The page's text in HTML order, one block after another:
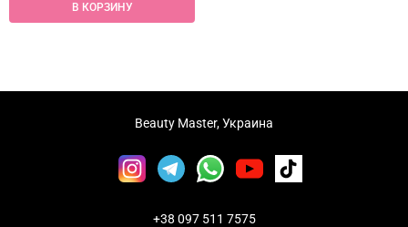
В КОРЗИНУ
Beauty Master, Украина
+38 097 511 7575